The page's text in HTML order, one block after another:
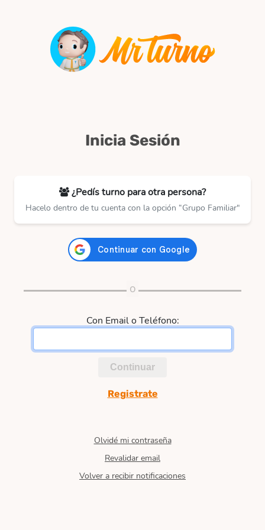
Inicia Sesión
¿Pedís turno para otra persona?
Hacelo dentro de tu cuenta con la opción “Grupo Familiar"
Con Email o Teléfono:
Continuar
Registrate
Olvidé mi contraseña
Revalidar email
Volver a recibir notificaciones